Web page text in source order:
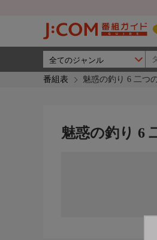
番組表 魅惑の釣り 6 二つ
魅惑の釣り 6